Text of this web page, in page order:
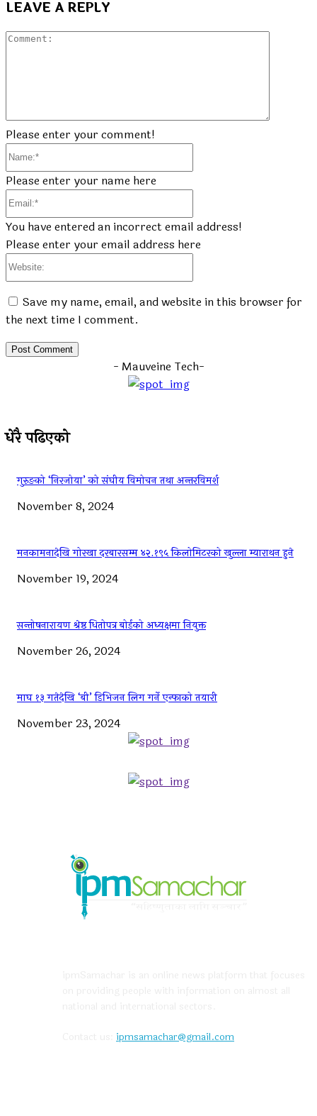
LEAVE A REPLY
Please enter your comment!
Please enter your name here
You have entered an incorrect email address!
Please enter your email address here
Save my name, email, and website in this browser for
the next time I comment.
- Mauveine Tech-
धेरै पढिएको
गुरुङको ‘निरजोया’ को संघीय विमोचन तथा अन्तरविमर्श
November 8, 2024
मनकामनादेखि गोरखा दरबारसम्म ४२.१९५ किलोमिटरको खुल्ला म्याराथन हुने
November 19, 2024
सन्तोषनारायण श्रेष्ठ धितोपत्र बोर्डको अध्यक्षमा नियुक्त
November 26, 2024
माघ १३ गतेदेखि ‘बी’ डिभिजन लिग गर्ने एन्फाको तयारी
November 23, 2024
ipmsamachar@gmail.com